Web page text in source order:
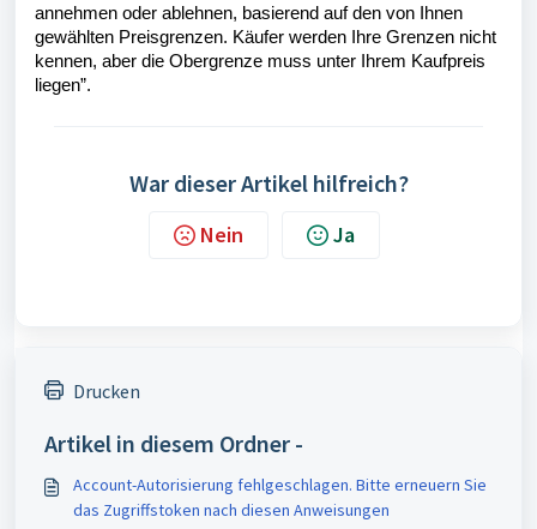
annehmen oder ablehnen, basierend auf den von Ihnen
gewählten Preisgrenzen. Käufer werden Ihre Grenzen nicht
kennen, aber die Obergrenze muss unter Ihrem Kaufpreis
liegen”.
War dieser Artikel hilfreich?
Nein Ja
Drucken
Artikel in diesem Ordner -
Account-Autorisierung fehlgeschlagen. Bitte erneuern Sie
das Zugriffstoken nach diesen Anweisungen